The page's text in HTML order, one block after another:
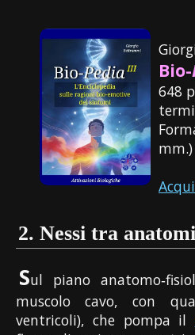
Bio-
648
mm.)
2. Nessi tra
Sul piano
muscolo cavo, con
ventricoli), che pompa il